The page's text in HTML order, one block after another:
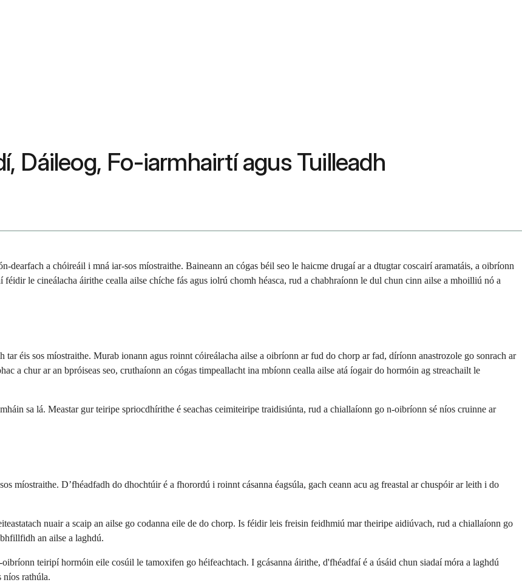
Dáileog, Fo-iarmhairtí agus Tuilleadh
dearfach a chóireáil i mná iar-sos míostraithe. Baineann an cógas béil seo le haicme drugaí ar a dtugtar coscairí aramatáis, a oibríonn
le cineálacha áirithe cealla ailse chíche fás agus iolrú chomh héasca, rud a chabhraíonn le dul chun cinn ailse a mhoilliú nó a
tar éis sos míostraithe. Murab ionann agus roinnt cóireálacha ailse a oibríonn ar fud do chorp ar fad, díríonn anastrozole go sonrach ar
a chur ar an bpróiseas seo, cruthaíonn an cógas timpeallacht ina mbíonn cealla ailse atá íogair do hormóin ag streachailt le
sa lá. Meastar gur teiripe spriocdhírithe é seachas ceimiteiripe traidisiúnta, rud a chiallaíonn go n-oibríonn sé níos cruinne ar
míostraithe. D’fhéadfadh do dhochtúir é a fhorordú i roinnt cásanna éagsúla, gach ceann acu ag freastal ar chuspóir ar leith i do
nuair a scaip an ailse go codanna eile de do chorp. Is féidir leis freisin feidhmiú mar theiripe aidiúvach, rud a chiallaíonn go
an ailse a laghdú.
teiripí hormóin eile cosúil le tamoxifen go héifeachtach. I gcásanna áirithe, d'fhéadfaí é a úsáid chun siadaí móra a laghdú
níos rathúla.